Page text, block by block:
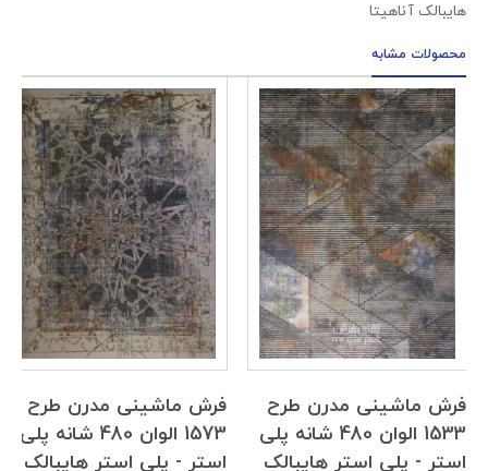
هایبالک آناهیتا
محصولات مشابه
فرش ماشینی مدرن طرح
1533 الوان 480 شانه پلی
استر - پلی استر هایبالک
فرش ماشینی مدرن طرح
1573 الوان 480 شانه پلی
استر - پلی استر هایبالک